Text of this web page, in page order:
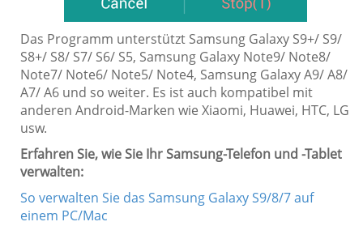
Das Programm unterstützt Samsung Galaxy S9+/ S9/
S8+/ S8/ S7/ S6/ S5, Samsung Galaxy Note9/ Note8/
Note7/ Note6/ Note5/ Note4, Samsung Galaxy A9/ A8/
A7/ A6 und so weiter. Es ist auch kompatibel mit
anderen Android-Marken wie Xiaomi, Huawei, HTC, LG
usw.
Erfahren Sie, wie Sie Ihr Samsung-Telefon und -Tablet
verwalten:
So verwalten Sie das Samsung Galaxy S9/8/7 auf
einem PC/Mac